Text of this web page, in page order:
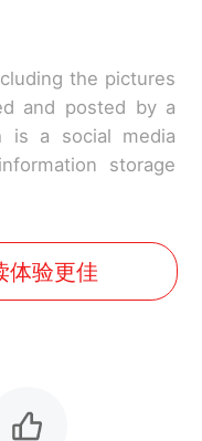
the pictures
and posted by a
is a social media
storage
体验更佳